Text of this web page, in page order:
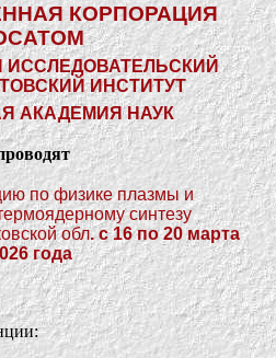
КОРПОРАЦИЯ
ИНСТИТУТ
АКАДЕМИЯ НАУК
по физике плазмы и
синтезу
обл. с 16 по 20 марта
года